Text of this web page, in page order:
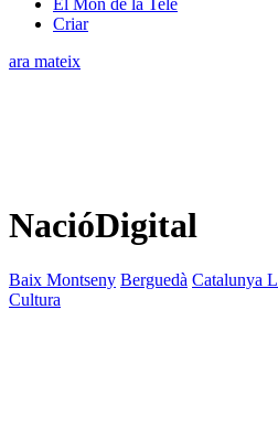
Criar
ara mateix
NacióDigital
Baix Montseny Berguedà Catalunya
Cultura